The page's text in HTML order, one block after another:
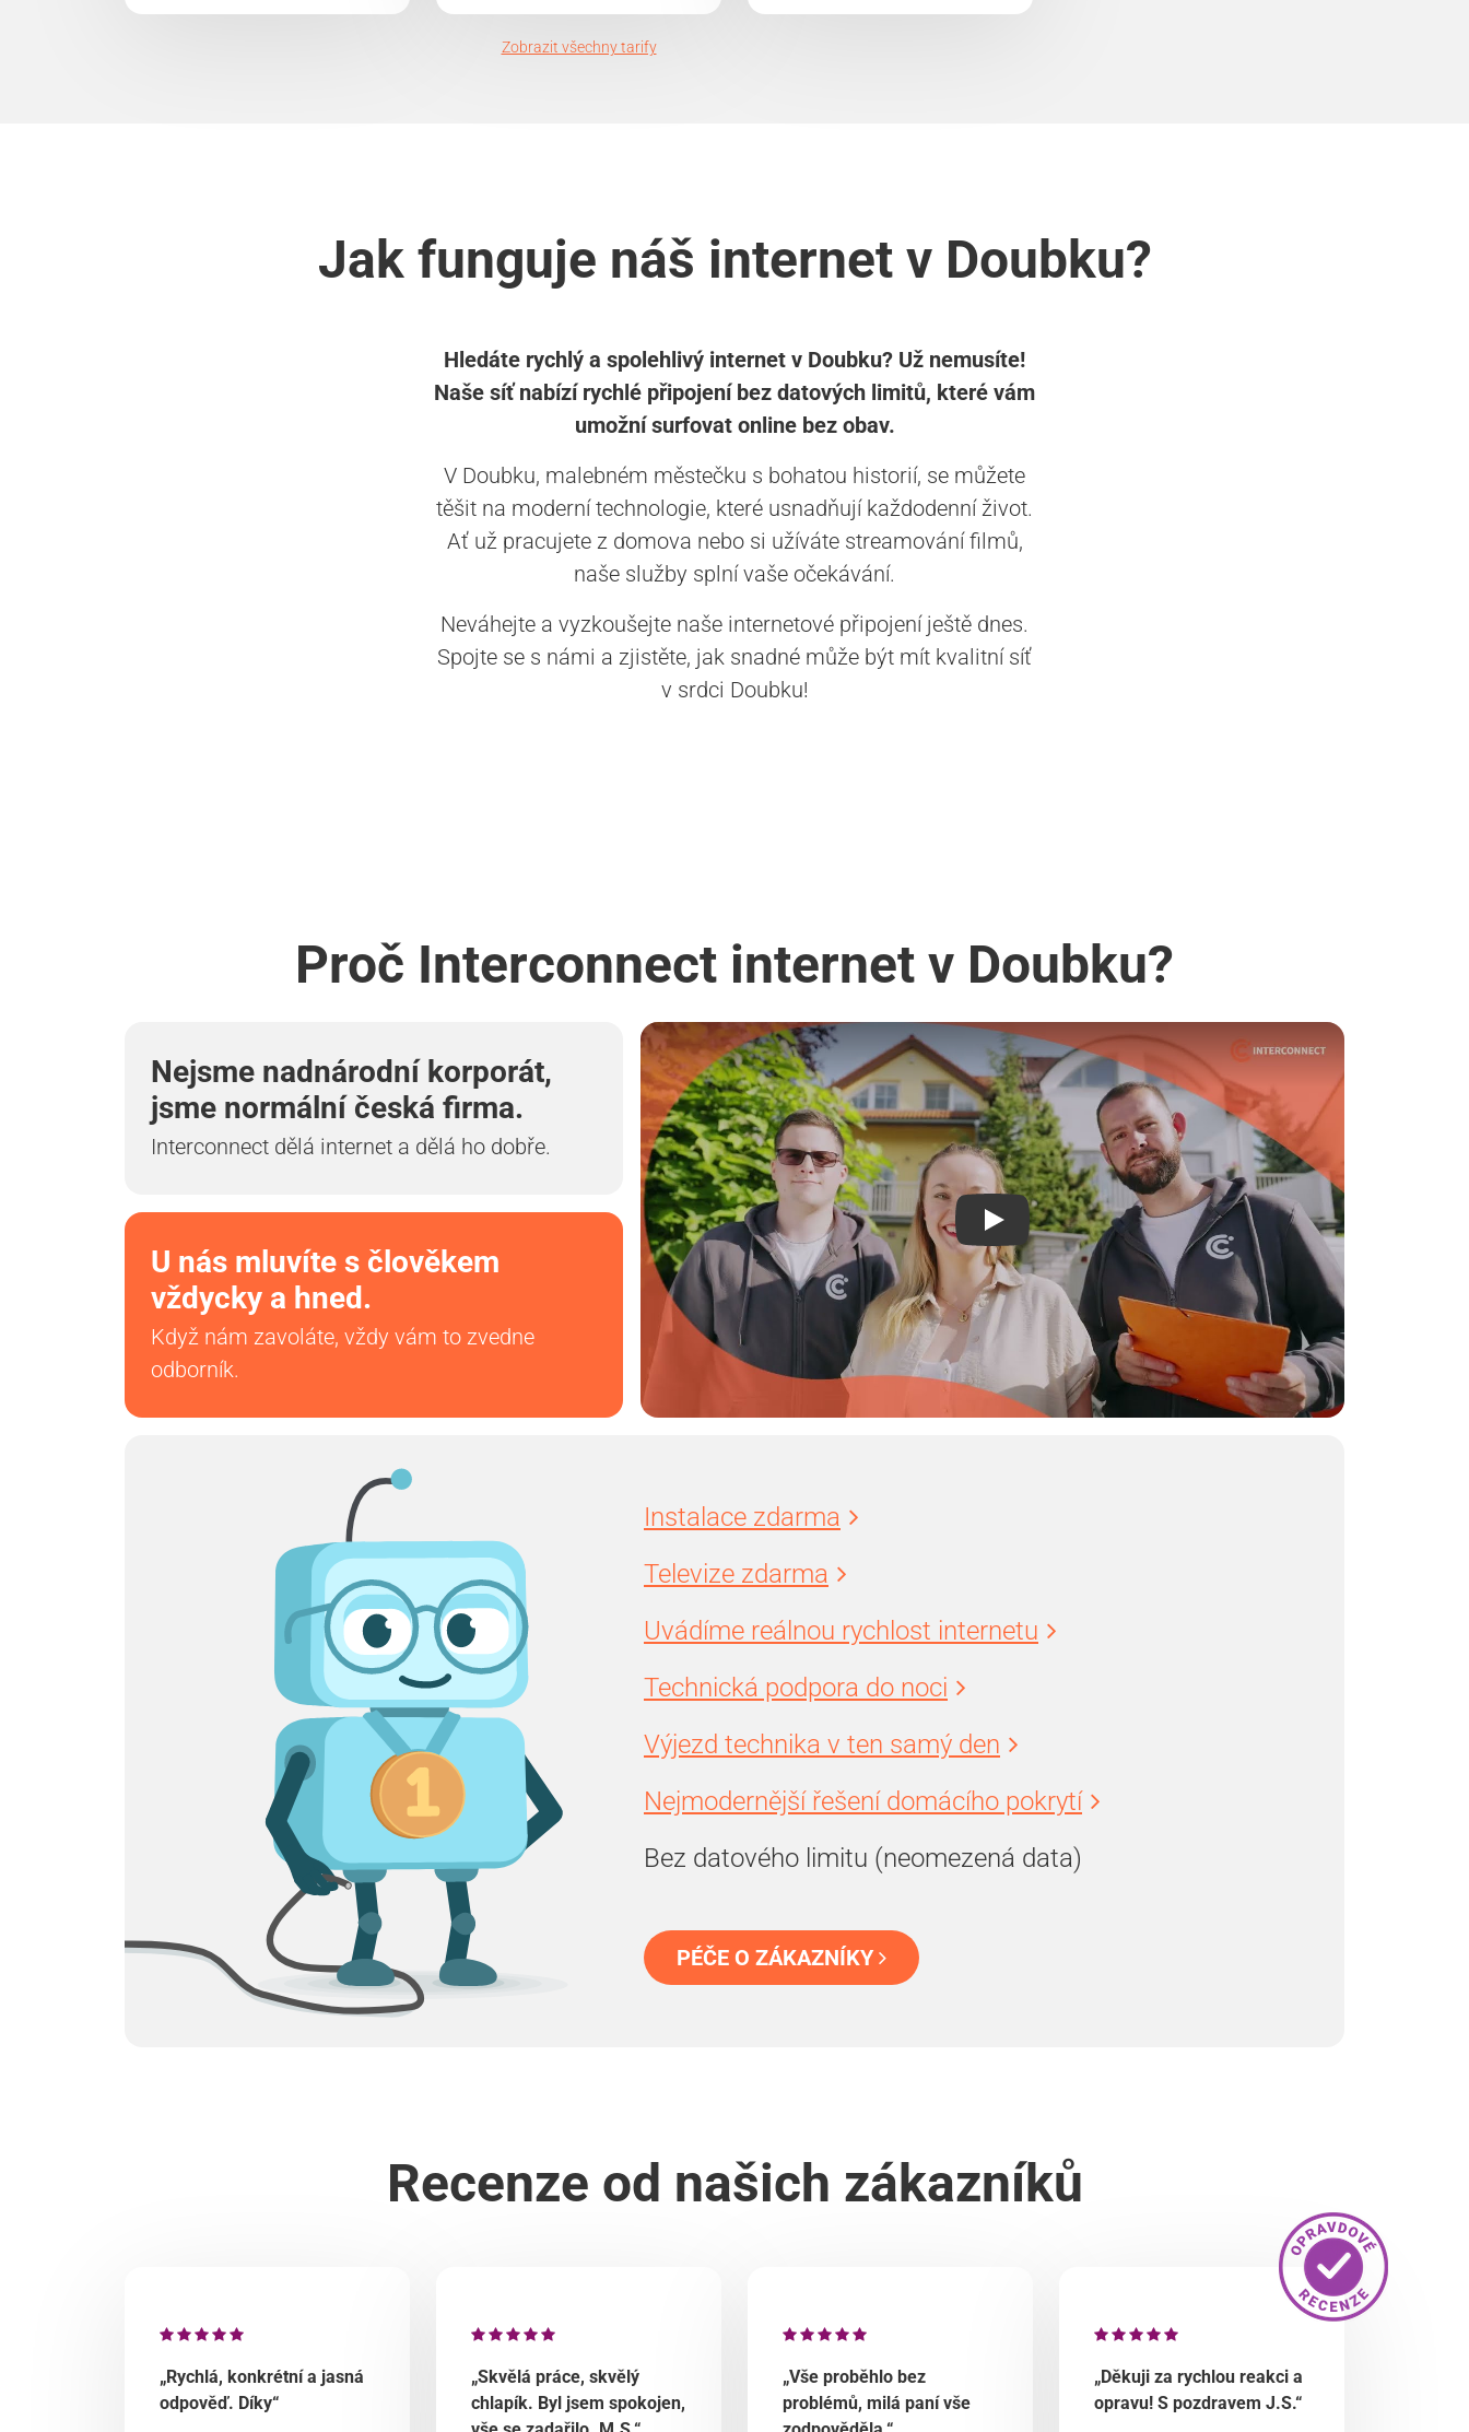
Zobrazit všechny tarify
Jak funguje náš internet v Doubku?
Hledáte rychlý a spolehlivý internet v Doubku? Už nemusíte!
Naše síť nabízí rychlé připojení bez datových limitů, které vám
umožní surfovat online bez obav.
V Doubku, malebném městečku s bohatou historií, se můžete
těšit na moderní technologie, které usnadňují každodenní život.
Ať už pracujete z domova nebo si užíváte streamování filmů,
naše služby splní vaše očekávání.
Neváhejte a vyzkoušejte naše internetové připojení ještě dnes.
Spojte se s námi a zjistěte, jak snadné může být mít kvalitní síť
v srdci Doubku!
Proč Interconnect internet v Doubku?
Nejsme nadnárodní korporát,
jsme normální česká firma.
Interconnect dělá internet a dělá ho dobře.
U nás mluvíte s člověkem
vždycky a hned.
Když nám zavoláte, vždy vám to zvedne
odborník.
Instalace zdarma
Televize zdarma
Uvádíme reálnou rychlost internetu
Technická podpora do noci
Výjezd technika v ten samý den
Nejmodernější řešení domácího pokrytí
Bez datového limitu (neomezená data)
PÉČE O ZÁKAZNÍKY
Recenze od našich zákazníků
„Rychlá, konkrétní a jasná
odpověď. Díky“
„Skvělá práce, skvělý
chlapík. Byl jsem spokojen,
„Vše proběhlo bez
problémů, milá paní vše
„Děkuji za rychlou reakci a
opravu! S pozdravem J.S.“